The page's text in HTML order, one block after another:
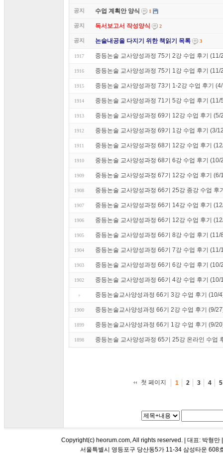
공지 수업 계획안 양식 1
공지 독서보고서 작성양식 2
공지 논술내공을 다지기 위한 책읽기 목록 3
1917 중등논술 교사양성과정 75기 2강 수업 후기 (11/
1916 중등논술 교사양성과정 75기 1강 수업 후기 (11/
1915 중등논술 교사양성과정 73기 1-2강 수업 후기
1914 중등논술 교사양성과정 71기 5강 수업 후기 (11/
1913 중등논술 교사양성과정 69기 12강 수업 후기 (5/
1912 중등논술 교사양성과정 69기 1강 수업 후기 (3/
1911 중등논술 교사양성과정 68기 12강 수업 후기
1910 중등논술 교사양성과정 68기 6강 수업 후기 (10/
1909 중등논술 교사양성과정 67기 12강 수업 후기 (6/
1908 중등논술 교사양성과정 66기 25강 종강 수업 후
1907 중등논술 교사양성과정 66기 14강 수업 후기
1906 중등논술 교사양성과정 66기 12강 수업 후기
1905 중등논술 교사양성과정 66기 8강 수업 후기 (11/
1904 중등논술 교사양성과정 66기 7강 수업 후기 (11/
1903 중등논술 교사양성과정 66기 6강 수업 후기 (10/
1902 중등논술 교사양성과정 66기 4강 수업 후기 (10/
중등논술교사양성과정 66기 3강 수업 후기 (10/
1900 중등논술교사양성과정 66기 2강 수업 후기 (9/
1899 중등논술교사양성과정 66기 1강 수업 후기 (9/
1898 중등논술 교사양성과정 65기 25강 온라인 수업
첫 페이지 1 2 3 4 5
Copyright(c) heorum.com, All rights reserved. | 대표: 박형
서울특별시 영등포구 당산동5가 11-34 삼성타운